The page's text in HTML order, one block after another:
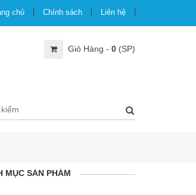
chủ Chính sách Liên hệ
Giỏ Hàng - 0 (SP)
MỤC SẢN PHẨM